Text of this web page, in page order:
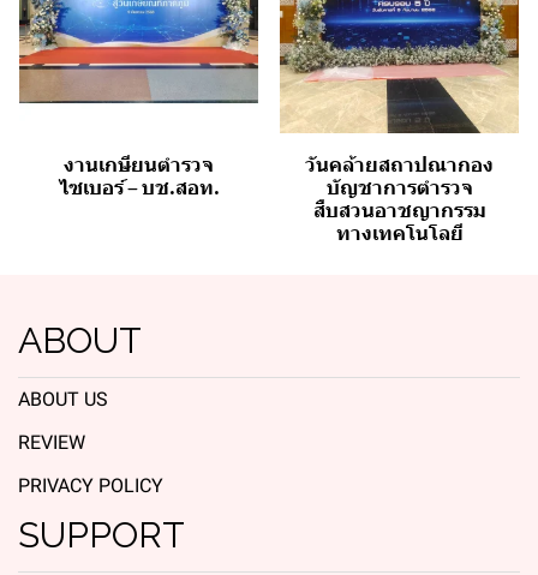
งานเกษียนตำรวจ
ไซเบอร์ – บช.สอท.
วันคล้ายสถาปณากอง
บัญชาการตำรวจ
สืบสวนอาชญากรรม
ทางเทคโนโลยี
ABOUT
ABOUT US
REVIEW
PRIVACY POLICY
SUPPORT